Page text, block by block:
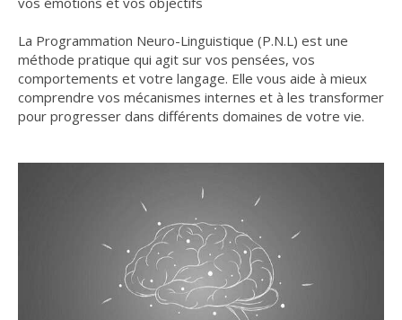
La Programmation Neuro-Linguistique (P.N.L) est une
méthode pratique qui agit sur vos pensées, vos
comportements et votre langage. Elle vous aide à mieux
comprendre vos mécanismes internes et à les transformer
pour progresser dans différents domaines de votre vie.